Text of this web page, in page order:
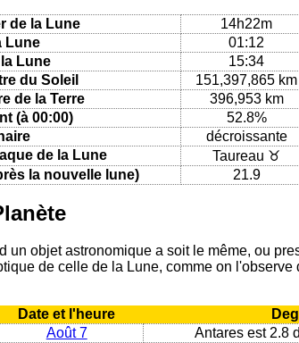
de la Lune
14h22m
Lune
01:12
Lune
15:34
du Soleil
151,397,865 km
de la Terre
396,953 km
(à 00:00)
52.8%
décroissante
de la Lune
Taureau ♉
la nouvelle lune)
21.9
un objet astronomique a soit le même, ou
de celle de la Lune, comme on l'observe
Date et l'heure
Août 7
Antares est 2.8